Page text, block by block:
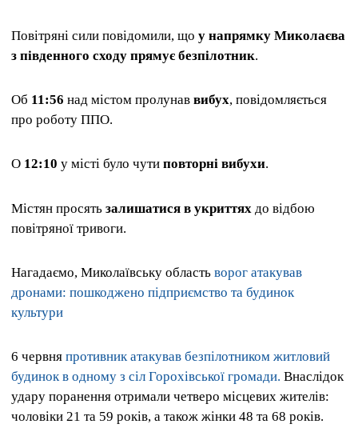
Повітряні сили повідомили, що у напрямку Миколаєва
з південного сходу прямує безпілотник.
Об 11:56 над містом пролунав вибух, повідомляється
про роботу ППО.
О 12:10 у місті було чути повторні вибухи.
Містян просять залишатися в укриттях до відбою
повітряної тривоги.
Нагадаємо, Миколаївську область ворог атакував
дронами: пошкоджено підприємство та будинок
культури
6 червня противник атакував безпілотником житловий
будинок в одному з сіл Горохівської громади. Внаслідок
удару поранення отримали четверо місцевих жителів:
чоловіки 21 та 59 років, а також жінки 48 та 68 років.